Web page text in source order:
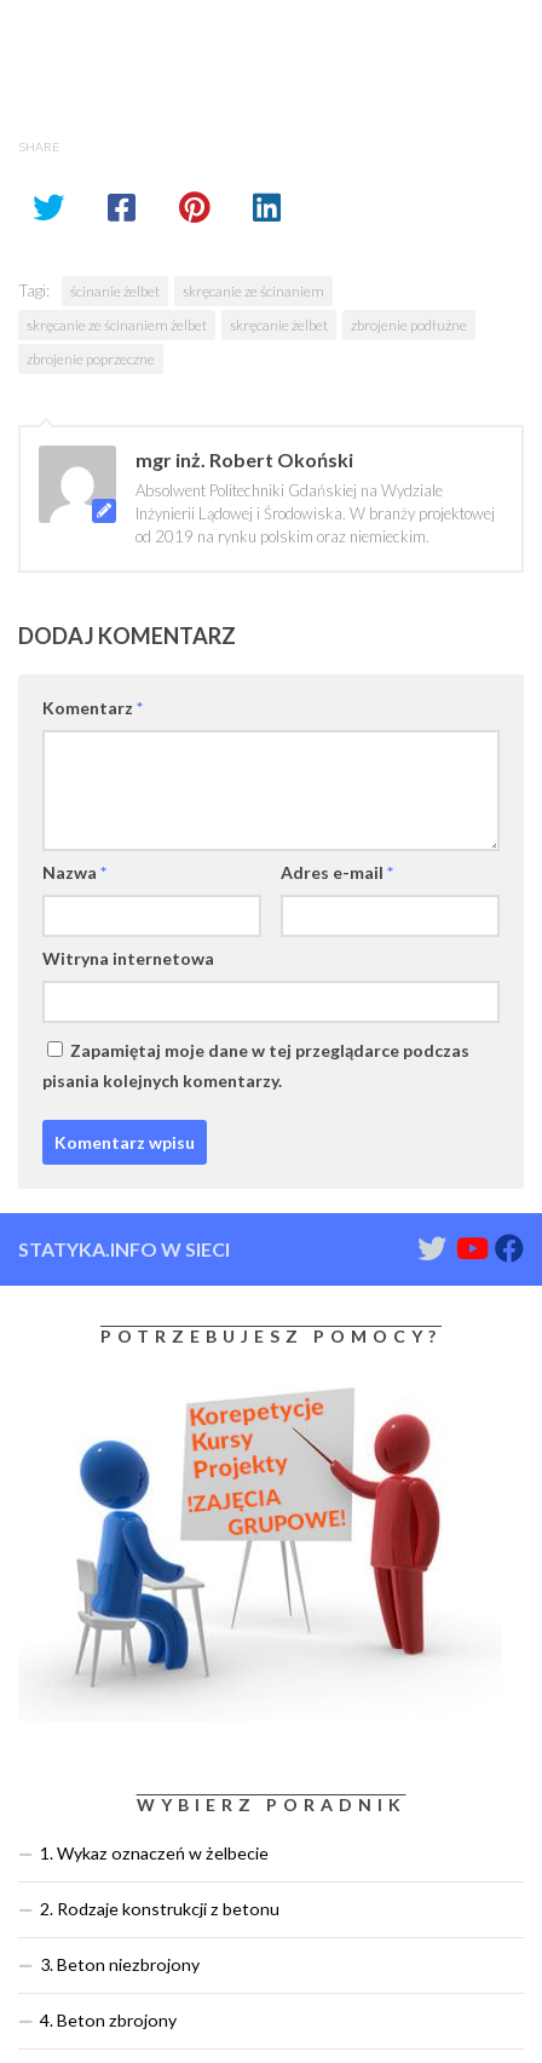
SHARE
Tagi: ścinanie żelbet
skręcanie ze ścinaniem
skręcanie ze ścinaniem żelbet
skręcanie żelbet
zbrojenie podłużne
zbrojenie poprzeczne
mgr inż. Robert Okoński
Absolwent Politechniki Gdańskiej na Wydziale
Inżynierii Lądowej i Środowiska. W branży projektowej
od 2019 na rynku polskim oraz niemieckim.
DODAJ KOMENTARZ
Komentarz *
Nazwa * Adres e-mail *
Witryna internetowa
Zapamiętaj moje dane w tej przeglądarce podczas
pisania kolejnych komentarzy.
STATYKA.INFO W SIECI
POTRZEBUJESZ POMOCY?
WYBIERZ PORADNIK
1. Wykaz oznaczeń w żelbecie
2. Rodzaje konstrukcji z betonu
3. Beton niezbrojony
4. Beton zbrojony